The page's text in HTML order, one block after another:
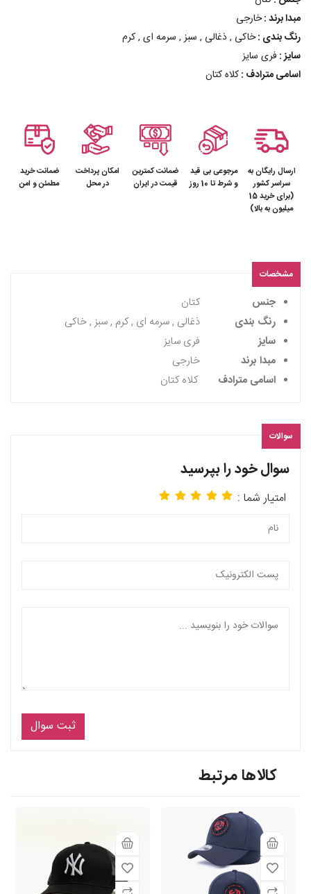
مبدا برند :خارجی
رنگ بندی :خاکی , ذغالی , سبز , سرمه ای , کرم
سایز : فری سایز
اسامی مترادف :کلاه کتان
ارسال رایگان به
سراسر کشور
(برای خرید 15
میلیون به بالا)
مرجوعی بی قید
و شرط تا 10 روز
ضمانت کمترین
قیمت در ایران
امکان پرداخت
در محل
ضمانت خرید
مطمئن و امن
مشخصات
جنس
کتان
رنگ بندی
ذغالی , سرمه ای , کرم , سبز , خاکی
سایز
فری سایز
مبدا برند
خارجی
اسامی مترادف
کلاه کتان
سوالات
سوال خود را بپرسید
امتیار شما :
ثبت سوال
کالاها مرتبط